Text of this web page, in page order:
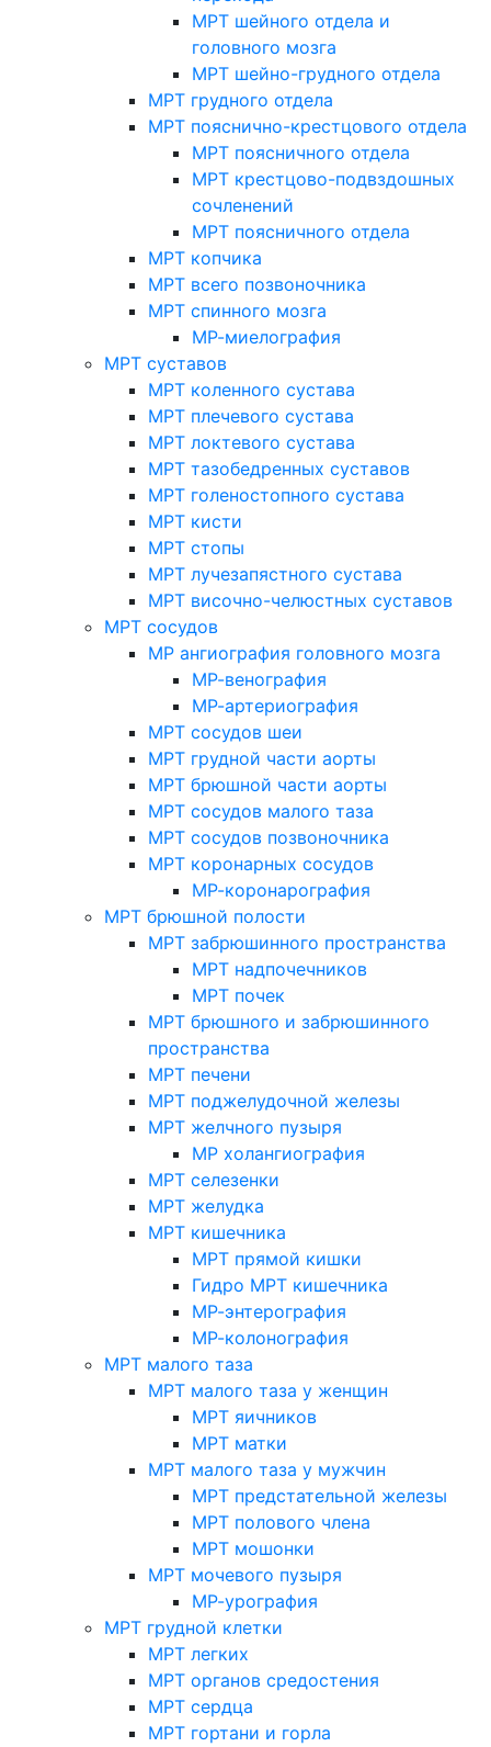
МРТ шейного отдела и
головного мозга
МРТ шейно-грудного отдела
МРТ грудного отдела
МРТ пояснично-крестцового отдела
МРТ поясничного отдела
МРТ крестцово-подвздошных
сочленений
МРТ поясничного отдела
МРТ копчика
МРТ всего позвоночника
МРТ спинного мозга
МР-миелография
МРТ суставов
МРТ коленного сустава
МРТ плечевого сустава
МРТ локтевого сустава
МРТ тазобедренных суставов
МРТ голеностопного сустава
МРТ кисти
МРТ стопы
МРТ лучезапястного сустава
МРТ височно-челюстных суставов
МРТ сосудов
МР ангиография головного мозга
МР-венография
МР-артериография
МРТ сосудов шеи
МРТ грудной части аорты
МРТ брюшной части аорты
МРТ сосудов малого таза
МРТ сосудов позвоночника
МРТ коронарных сосудов
МР-коронарография
МРТ брюшной полости
МРТ забрюшинного пространства
МРТ надпочечников
МРТ почек
МРТ брюшного и забрюшинного
пространства
МРТ печени
МРТ поджелудочной железы
МРТ желчного пузыря
МР холангиография
МРТ селезенки
МРТ желудка
МРТ кишечника
МРТ прямой кишки
Гидро МРТ кишечника
МР-энтерография
МР-колонография
МРТ малого таза
МРТ малого таза у женщин
МРТ яичников
МРТ матки
МРТ малого таза у мужчин
МРТ предстательной железы
МРТ полового члена
МРТ мошонки
МРТ мочевого пузыря
МР-урография
МРТ грудной клетки
МРТ легких
МРТ органов средостения
МРТ сердца
МРТ гортани и горла